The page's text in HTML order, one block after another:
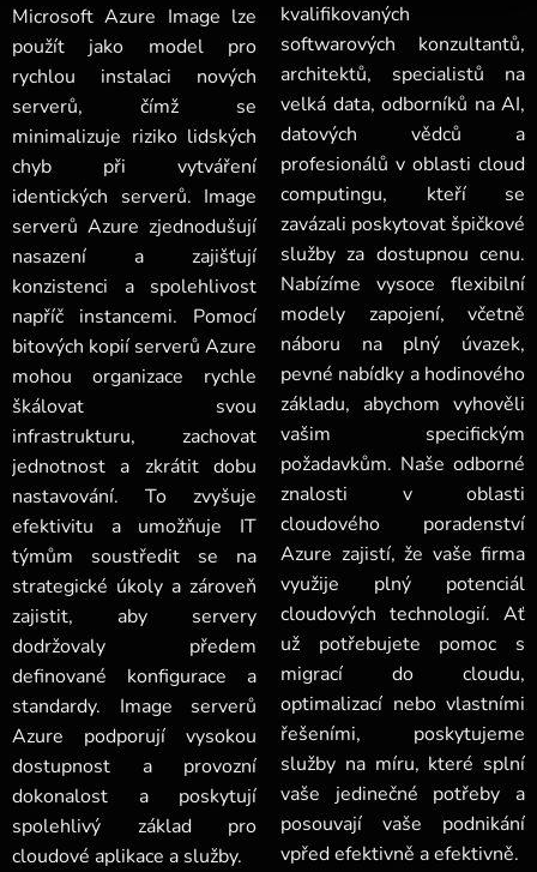
Microsoft Azure Image lze
použít jako model pro
rychlou instalaci nových
serverů, čímž se
minimalizuje riziko lidských
chyb při vytváření
identických serverů. Image
serverů Azure zjednodušují
nasazení a zajišťují
konzistenci a spolehlivost
napříč instancemi. Pomocí
bitových kopií serverů Azure
mohou organizace rychle
škálovat svou
infrastrukturu, zachovat
jednotnost a zkrátit dobu
nastavování. To zvyšuje
efektivitu a umožňuje IT
týmům soustředit se na
strategické úkoly a zároveň
zajistit, aby servery
dodržovaly předem
definované konfigurace a
standardy. Image serverů
Azure podporují vysokou
dostupnost a provozní
dokonalost a poskytují
spolehlivý základ pro
cloudové aplikace a služby.
kvalifikovaných
softwarových konzultantů,
architektů, specialistů na
velká data, odborníků na AI,
datových vědců a
profesionálů v oblasti cloud
computingu, kteří se
zavázali poskytovat špičkové
služby za dostupnou cenu.
Nabízíme vysoce flexibilní
modely zapojení, včetně
náboru na plný úvazek,
pevné nabídky a hodinového
základu, abychom vyhověli
vašim specifickým
požadavkům. Naše odborné
znalosti v oblasti
cloudového poradenství
Azure zajistí, že vaše firma
využije plný potenciál
cloudových technologií. Ať
už potřebujete pomoc s
migrací do cloudu,
optimalizací nebo vlastními
řešeními, poskytujeme
služby na míru, které splní
vaše jedinečné potřeby a
posouvají vaše podnikání
vpřed efektivně a efektivně.